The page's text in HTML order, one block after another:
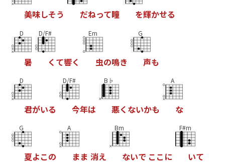
美味しそう だねって瞳 を輝かせる
D
暑
D/F#
く て響く
Em
虫の鳴き
G
声も
D
君がいる
D/F#
今年は
B♭
悪く ないかも
A
な
G
夏よこの
A
まま 消え
Bm
ないで こ こ に
F#m
いて